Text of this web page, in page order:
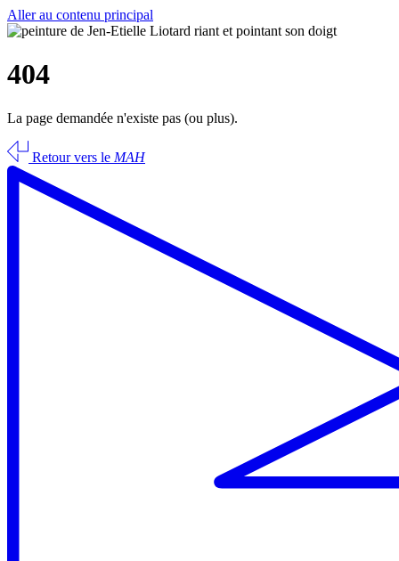
Aller au contenu principal
404
La page demandée n'existe pas (ou plus).
Retour vers le MAH